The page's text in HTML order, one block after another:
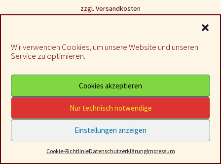
Wir verwenden Cookies, um unsere Website und unseren
Service zu optimieren.
Cookies akzeptieren
Nur technisch notwendige
Einstellungen anzeigen
Cookie-RichtlinieDatenschutzerklärungImpressum
zzgl. Versandkosten
In den Warenkorb
Panoramabecher „Sonnentanz“
Bewertet mit
Ungeprüfte Gesamtbewertungen
€12,00
0